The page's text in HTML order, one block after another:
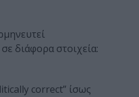
διάφορα στοιχεία:
correct” ίσως